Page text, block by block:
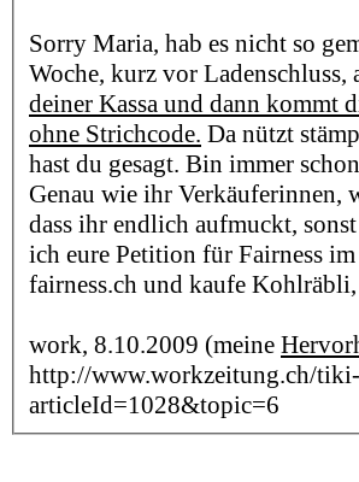
Sorry Maria, hab es nicht so
Woche, kurz vor Ladenschluss,
deiner Kassa und dann kommt
ohne Strichcode. Da nützt
hast du gesagt. Bin immer
Genau wie ihr Verkäuferinnen,
dass ihr endlich aufmuckt,
ich eure Petition für Fairness
fairness.ch und kaufe
work, 8.10.2009 (meine
http://www.workzeitung.ch/
articleId=1028&topic=6